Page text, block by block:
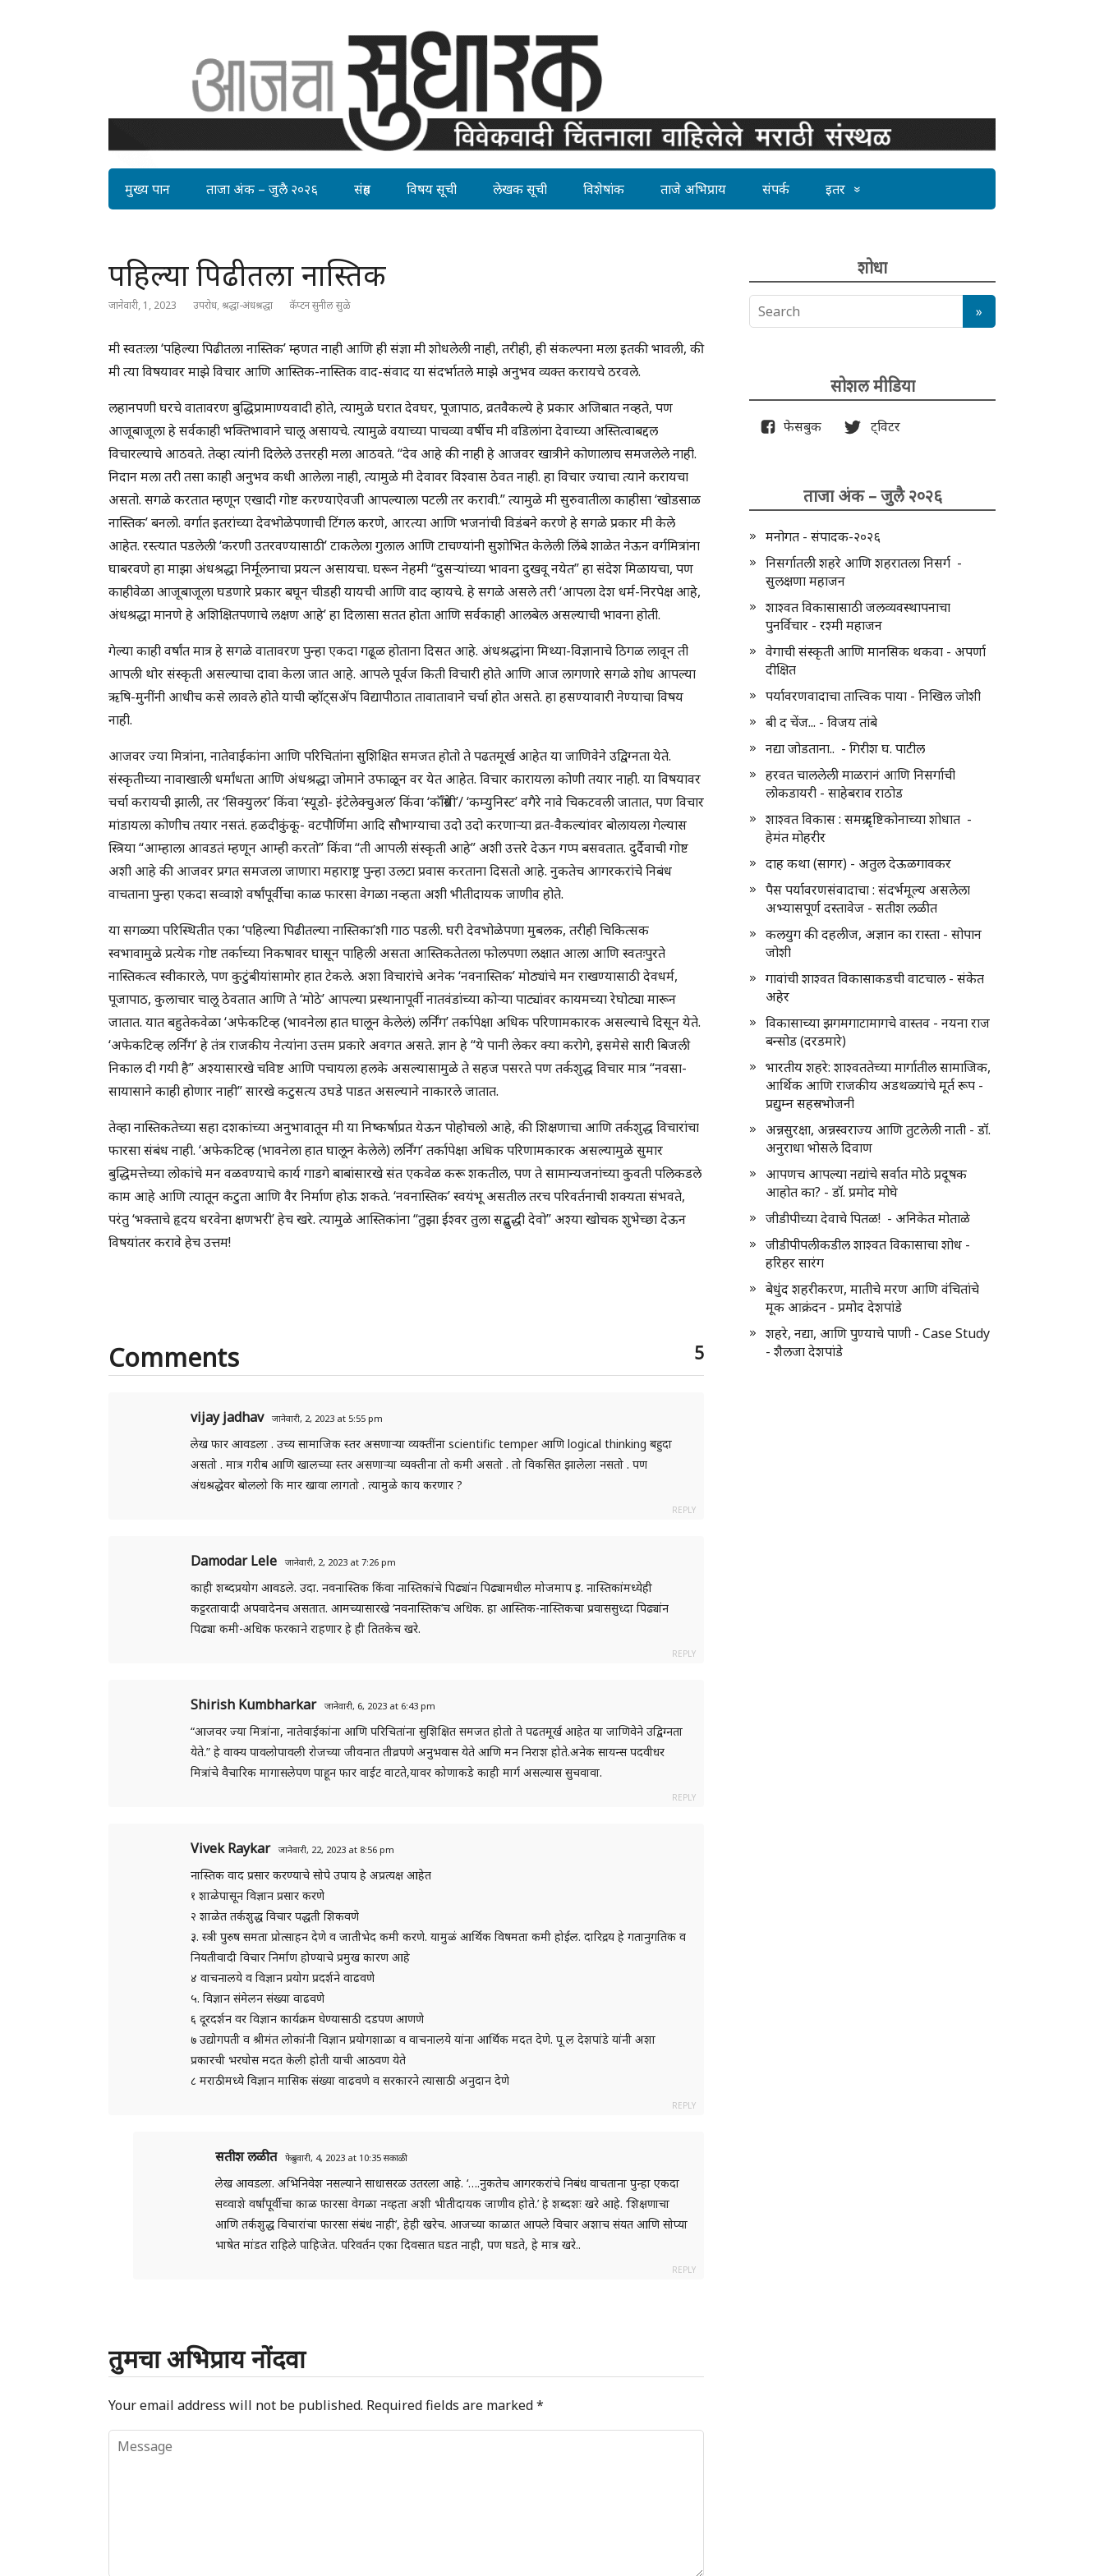
मुख्य पान ताजा अंक – जुलै २०२६ संग्रह विषय सूची लेखक सूची विशेषांक ताजे अभिप्राय संपर्क इतर
पहिल्या पिढीतला नास्तिक
जानेवारी, 1, 2023 उपरोध, श्रद्धा-अंधश्रद्धा कॅप्टन सुनील सुळे
मी स्वतःला ‘पहिल्या पिढीतला नास्तिक’ म्हणत नाही आणि ही संज्ञा मी शोधलेली नाही, तरीही, ही संकल्पना मला इतकी भावली, की
मी त्या विषयावर माझे विचार आणि आस्तिक-नास्तिक वाद-संवाद या संदर्भातले माझे अनुभव व्यक्त करायचे ठरवले.
लहानपणी घरचे वातावरण बुद्धिप्रामाण्यवादी होते, त्यामुळे घरात देवघर, पूजापाठ, व्रतवैकल्ये हे प्रकार अजिबात नव्हते, पण
आजूबाजूला हे सर्वकाही भक्तिभावाने चालू असायचे. त्यामुळे वयाच्या पाचव्या वर्षीच मी वडिलांना देवाच्या अस्तित्वाबद्दल
विचारल्याचे आठवते. तेव्हा त्यांनी दिलेले उत्तरही मला आठवते. “देव आहे की नाही हे आजवर खात्रीने कोणालाच समजलेले नाही.
निदान मला तरी तसा काही अनुभव कधी आलेला नाही, त्यामुळे मी देवावर विश्वास ठेवत नाही. हा विचार ज्याचा त्याने करायचा
असतो. सगळे करतात म्हणून एखादी गोष्ट करण्याऐवजी आपल्याला पटली तर करावी.” त्यामुळे मी सुरुवातीला काहीसा ‘खोडसाळ
नास्तिक’ बनलो. वर्गात इतरांच्या देवभोळेपणाची टिंगल करणे, आरत्या आणि भजनांची विडंबने करणे हे सगळे प्रकार मी केले
आहेत. रस्त्यात पडलेली ‘करणी उतरवण्यासाठी’ टाकलेला गुलाल आणि टाचण्यांनी सुशोभित केलेली लिंबे शाळेत नेऊन वर्गमित्रांना
घाबरवणे हा माझा अंधश्रद्धा निर्मूलनाचा प्रयत्न असायचा. घरून नेहमी “दुसऱ्यांच्या भावना दुखवू नयेत” हा संदेश मिळायचा, पण
काहीवेळा आजूबाजूला घडणारे प्रकार बघून चीडही यायची आणि वाद व्हायचे. हे सगळे असले तरी ‘आपला देश धर्म-निरपेक्ष आहे,
अंधश्रद्धा मानणे हे अशिक्षितपणाचे लक्षण आहे’ हा दिलासा सतत होता आणि सर्वकाही आलबेल असल्याची भावना होती.
गेल्या काही वर्षांत मात्र हे सगळे वातावरण पुन्हा एकदा गढूळ होताना दिसत आहे. अंधश्रद्धांना मिथ्या-विज्ञानाचे ठिगळ लावून ती
आपली थोर संस्कृती असल्याचा दावा केला जात आहे. आपले पूर्वज किती विचारी होते आणि आज लागणारे सगळे शोध आपल्या
ऋषि-मुनींनी आधीच कसे लावले होते याची व्हॉट्सॲप विद्यापीठात तावातावाने चर्चा होत असते. हा हसण्यावारी नेण्याचा विषय
नाही.
आजवर ज्या मित्रांना, नातेवाईकांना आणि परिचितांना सुशिक्षित समजत होतो ते पढतमूर्ख आहेत या जाणिवेने उद्विग्नता येते.
संस्कृतीच्या नावाखाली धर्मांधता आणि अंधश्रद्धा जोमाने उफाळून वर येत आहेत. विचार कारायला कोणी तयार नाही. या विषयावर
चर्चा करायची झाली, तर ‘सिक्युलर’ किंवा ‘स्यूडो- इंटेलेक्चुअल’ किंवा ‘कॉँग्रेसी’/ ‘कम्युनिस्ट’ वगैरे नावे चिकटवली जातात, पण विचार
मांडायला कोणीच तयार नसतं. हळदीकुंकू- वटपौर्णिमा आदि सौभाग्याचा उदो उदो करणाऱ्या व्रत-वैकल्यांवर बोलायला गेल्यास
स्त्रिया “आम्हाला आवडतं म्हणून आम्ही करतो” किंवा “ती आपली संस्कृती आहे” अशी उत्तरे देऊन गप्प बसवतात. दुर्दैवाची गोष्ट
अशी आहे की आजवर प्रगत समजला जाणारा महाराष्ट्र पुन्हा उलटा प्रवास करताना दिसतो आहे. नुकतेच आगरकरांचे निबंध
वाचताना पुन्हा एकदा सव्वाशे वर्षांपूर्वीचा काळ फारसा वेगळा नव्हता अशी भीतीदायक जाणीव होते.
या सगळ्या परिस्थितीत एका ‘पहिल्या पिढीतल्या नास्तिका’शी गाठ पडली. घरी देवभोळेपणा मुबलक, तरीही चिकित्सक
स्वभावामुळे प्रत्येक गोष्ट तर्काच्या निकषावर घासून पाहिली असता आस्तिकतेतला फोलपणा लक्षात आला आणि स्वतःपुरते
नास्तिकत्व स्वीकारले, पण कुटुंबीयांसामोर हात टेकले. अशा विचारांचे अनेक ‘नवनास्तिक’ मोठ्यांचे मन राखण्यासाठी देवधर्म,
पूजापाठ, कुलाचार चालू ठेवतात आणि ते ‘मोठे’ आपल्या प्रस्थानापूर्वी नातवंडांच्या कोऱ्या पाट्यांवर कायमच्या रेघोट्या मारून
जातात. यात बहुतेकवेळा ‘अफेकटिव्ह (भावनेला हात घालून केलेलं) लर्निंग’ तर्कापेक्षा अधिक परिणामकारक असल्याचे दिसून येते.
‘अफेकटिव्ह लर्निंग’ हे तंत्र राजकीय नेत्यांना उत्तम प्रकारे अवगत असते. ज्ञान हे “ये पानी लेकर क्या करोगे, इसमेसे सारी बिजली
निकाल दी गयी है” अश्यासारखे चविष्ट आणि पचायला हलके असल्यासामुळे ते सहज पसरते पण तर्कशुद्ध विचार मात्र “नवसा-
सायासाने काही होणार नाही” सारखे कटुसत्य उघडे पाडत असल्याने नाकारले जातात.
तेव्हा नास्तिकतेच्या सहा दशकांच्या अनुभावातून मी या निष्कर्षाप्रत येऊन पोहोचलो आहे, की शिक्षणाचा आणि तर्कशुद्ध विचारांचा
फारसा संबंध नाही. ‘अफेकटिव्ह (भावनेला हात घालून केलेले) लर्निंग’ तर्कापेक्षा अधिक परिणामकारक असल्यामुळे सुमार
बुद्धिमत्तेच्या लोकांचे मन वळवण्याचे कार्य गाडगे बाबांसारखे संत एकवेळ करू शकतील, पण ते सामान्यजनांच्या कुवती पलिकडले
काम आहे आणि त्यातून कटुता आणि वैर निर्माण होऊ शकते. ‘नवनास्तिक’ स्वयंभू असतील तरच परिवर्तनाची शक्यता संभवते,
परंतु ‘भक्ताचे हृदय धरवेना क्षणभरी’ हेच खरे. त्यामुळे आस्तिकांना “तुझा ईश्वर तुला सद्बुद्धी देवो” अश्या खोचक शुभेच्छा देऊन
विषयांतर करावे हेच उत्तम!
Comments 5
vijay jadhav जानेवारी, 2, 2023 at 5:55 pm
लेख फार आवडला . उच्य सामाजिक स्तर असणाऱ्या व्यक्तींना scientific temper आणि logical thinking बहुदा
असतो . मात्र गरीब आणि खालच्या स्तर असणाऱ्या व्यक्तीना तो कमी असतो . तो विकसित झालेला नसतो . पण
अंधश्रद्धेवर बोललो कि मार खावा लागतो . त्यामुळे काय करणार ?
REPLY
Damodar Lele जानेवारी, 2, 2023 at 7:26 pm
काही शब्दप्रयोग आवडले. उदा. नवनास्तिक किंवा नास्तिकांचे पिढ्यांन पिढ्यामधील मोजमाप इ. नास्तिकांमध्येही
कट्टरतावादी अपवादेनच असतात. आमच्यासारखे ‘नवनास्तिक’च अधिक. हा आस्तिक-नास्तिकचा प्रवाससुध्दा पिढ्यांन
पिढ्या कमी-अधिक फरकाने राहणार हे ही तितकेच खरे.
REPLY
Shirish Kumbharkar जानेवारी, 6, 2023 at 6:43 pm
“आजवर ज्या मित्रांना, नातेवाईकांना आणि परिचितांना सुशिक्षित समजत होतो ते पढतमूर्ख आहेत या जाणिवेने उद्विग्नता
येते.” हे वाक्य पावलोपावली रोजच्या जीवनात तीव्रपणे अनुभवास येते आणि मन निराश होते.अनेक सायन्स पदवीधर
मित्रांचे वैचारिक मागासलेपण पाहून फार वाईट वाटते,यावर कोणाकडे काही मार्ग असल्यास सुचवावा.
REPLY
Vivek Raykar जानेवारी, 22, 2023 at 8:56 pm
नास्तिक वाद प्रसार करण्याचे सोपे उपाय हे अप्रत्यक्ष आहेत
१ शाळेपासून विज्ञान प्रसार करणे
२ शाळेत तर्कशुद्ध विचार पद्धती शिकवणे
३. स्त्री पुरुष समता प्रोत्साहन देणे व जातीभेद कमी करणे. यामुळं आर्थिक विषमता कमी होईल. दारिद्रय हे गतानुगतिक व
नियतीवादी विचार निर्माण होण्याचे प्रमुख कारण आहे
४ वाचनालये व विज्ञान प्रयोग प्रदर्शने वाढवणे
५. विज्ञान संमेलन संख्या वाढवणे
६ दूरदर्शन वर विज्ञान कार्यक्रम घेण्यासाठी दडपण आणणे
७ उद्योगपती व श्रीमंत लोकांनी विज्ञान प्रयोगशाळा व वाचनालये यांना आर्थिक मदत देणे. पू ल देशपांडे यांनी अशा
प्रकारची भरघोस मदत केली होती याची आठवण येते
८ मराठीमध्ये विज्ञान मासिक संख्या वाढवणे व सरकारने त्यासाठी अनुदान देणे
REPLY
सतीश लळीत फेब्रुवारी, 4, 2023 at 10:35 सकाळी
लेख आवडला. अभिनिवेश नसल्याने साधासरळ उतरला आहे. ‘….नुकतेच आगरकरांचे निबंध वाचताना पुन्हा एकदा
सव्वाशे वर्षांपूर्वीचा काळ फारसा वेगळा नव्हता अशी भीतीदायक जाणीव होते.’ हे शब्दशः खरे आहे. ‘शिक्षणाचा
आणि तर्कशुद्ध विचारांचा फारसा संबंध नाही’, हेही खरेच. आजच्या काळात आपले विचार अशाच संयत आणि सोप्या
भाषेत मांडत राहिले पाहिजेत. परिवर्तन एका दिवसात घडत नाही, पण घडते, हे मात्र खरे..
REPLY
तुमचा अभिप्राय नोंदवा
Your email address will not be published. Required fields are marked*
शोधा
सोशल मीडिया
फेसबुक ट्विटर
ताजा अंक – जुलै २०२६
मनोगत - संपादक-२०२६
निसर्गातली शहरे आणि शहरातला निसर्ग -
सुलक्षणा महाजन
शाश्वत विकासासाठी जलव्यवस्थापनाचा
पुनर्विचार - रश्मी महाजन
वेगाची संस्कृती आणि मानसिक थकवा - अपर्णा
दीक्षित
पर्यावरणवादाचा तात्त्विक पाया - निखिल जोशी
बी द चेंज... - विजय तांबे
नद्या जोडताना.. - गिरीश घ. पाटील
हरवत चाललेली माळरानं आणि निसर्गाची
लोकडायरी - साहेबराव राठोड
शाश्वत विकास : समग्र दृष्टिकोनाच्या शोधात -
हेमंत मोहरीर
दाह कथा (सागर) - अतुल देऊळगावकर
पैस पर्यावरणसंवादाचा : संदर्भमूल्य असलेला
अभ्यासपूर्ण दस्तावेज - सतीश लळीत
कलयुग की दहलीज, अज्ञान का रास्ता - सोपान
जोशी
गावांची शाश्वत विकासाकडची वाटचाल - संकेत
अहेर
विकासाच्या झगमगाटामागचे वास्तव - नयना राज
बन्सोड (दरडमारे)
भारतीय शहरे: शाश्वततेच्या मार्गातील सामाजिक,
आर्थिक आणि राजकीय अडथळ्यांचे मूर्त रूप -
प्रद्युम्न सहस्रभोजनी
अन्नसुरक्षा, अन्नस्वराज्य आणि तुटलेली नाती - डॉ.
अनुराधा भोसले दिवाण
आपणच आपल्या नद्यांचे सर्वात मोठे प्रदूषक
आहोत का? - डॉ. प्रमोद मोघे
जीडीपीच्या देवाचे पितळ! - अनिकेत मोताळे
जीडीपीपलीकडील शाश्वत विकासाचा शोध -
हरिहर सारंग
बेधुंद शहरीकरण, मातीचे मरण आणि वंचितांचे
मूक आक्रंदन - प्रमोद देशपांडे
शहरे, नद्या, आणि पुण्याचे पाणी - Case Study
- शैलजा देशपांडे